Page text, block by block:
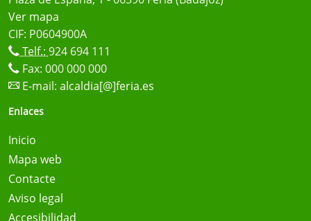
Ver mapa
CIF: P0604900A
Telf.: 924 694 111
Fax: 000 000 000
E-mail: alcaldia[@]feria.es
Enlaces
Inicio
Mapa web
Contacte
Aviso legal
Accesibilidad